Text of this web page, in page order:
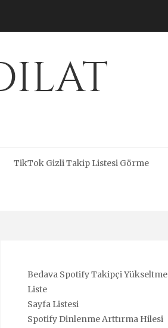
TikTok Gizli Takip Listesi Görme
Bedava Spotify Takipçi Yükseltme
Liste
Sayfa Listesi
Spotify Dinlenme Arttırma Hilesi